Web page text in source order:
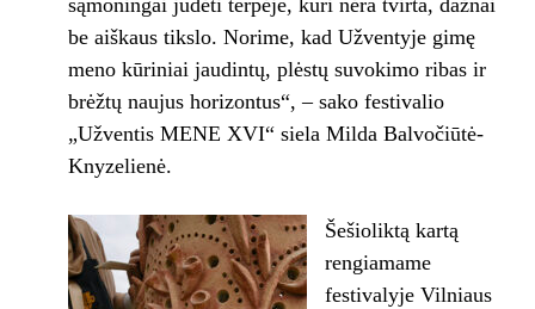
sąmoningai judėti terpėje, kuri nėra tvirta, dažnai
be aiškaus tikslo. Norime, kad Užventyje gimę
meno kūriniai jaudintų, plėstų suvokimo ribas ir
brėžtų naujus horizontus“, – sako festivalio
„Užventis MENE XVI“ siela Milda Balvočiūtė-
Knyzelienė.
Šešioliktą kartą
rengiamame
festivalyje Vilniaus